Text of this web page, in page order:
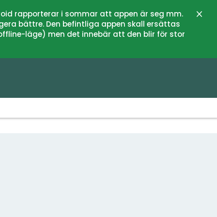
rapporterar i sommar att appen är seg mm.
bättre. Den befintliga appen skall ersättas
läge) men det innebär att den blir för stor